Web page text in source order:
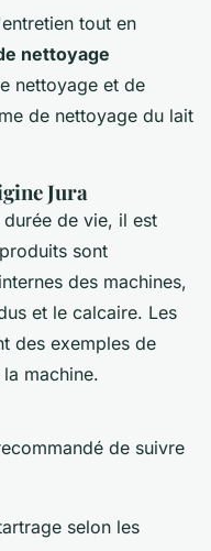
tout en
nettoyage
nettoyage et de
de nettoyage du lait
Jura
de vie, il est
sont
des machines,
et le calcaire. Les
des exemples de
machine.
de suivre
selon les